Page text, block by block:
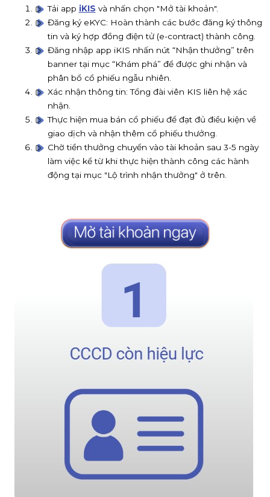
Tải app iKIS và nhấn chọn "Mở tài khoản".
Đăng ký eKYC: Hoàn thành các bước đăng ký thông
tin và ký hợp đồng điện tử (e-contract) thành công.
Đăng nhập app iKIS nhấn nút “Nhận thưởng” trên
banner tại mục “Khám phá” để được ghi nhận và
phân bổ cổ phiếu ngẫu nhiên.
Xác nhận thông tin: Tổng đài viên KIS liên hệ xác
nhận.
Thực hiện mua bán cổ phiếu để đạt đủ điều kiện về
giao dịch và nhận thêm cổ phiếu thưởng.
Chờ tiền thưởng chuyển vào tài khoản sau 3-5 ngày
làm việc kể từ khi thực hiện thành công các hành
động tại mục "Lộ trình nhận thưởng" ở trên.